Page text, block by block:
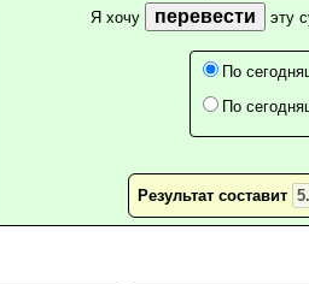
Я хочу
перевести эту
По
По
Результат составит